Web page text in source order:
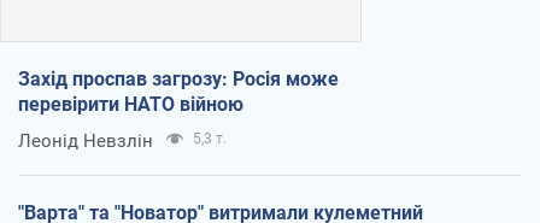
Захід проспав загрозу: Росія може
перевірити НАТО війною
Леонід Невзлін 5,3 т.
"Варта" та "Новатор" витримали кулеметний